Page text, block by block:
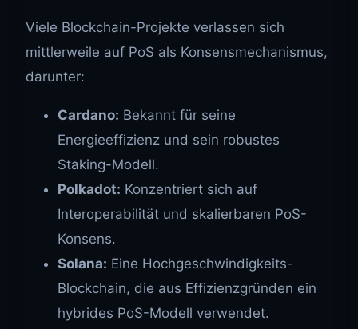
Viele Blockchain-Projekte verlassen sich
mittlerweile auf PoS als Konsensmechanismus,
darunter:
Cardano: Bekannt für seine
Energieeffizienz und sein robustes
Staking-Modell.
Polkadot: Konzentriert sich auf
Interoperabilität und skalierbaren PoS-
Konsens.
Solana: Eine Hochgeschwindigkeits-
Blockchain, die aus Effizienzgründen ein
hybrides PoS-Modell verwendet.